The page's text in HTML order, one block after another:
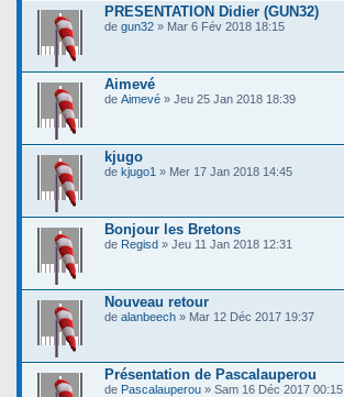
PRESENTATION Didier (GUN32)
de gun32 » Mar 6 Fév 2018 18:15
Aimevé
de Aimevé » Jeu 25 Jan 2018 18:39
kjugo
de kjugo1 » Mer 17 Jan 2018 14:45
Bonjour les Bretons
de Regisd » Jeu 11 Jan 2018 12:31
Nouveau retour
de alanbeech » Mar 12 Déc 2017 19:37
Présentation de Pascalauperou
de Pascalauperou » Sam 16 Déc 2017 00:15